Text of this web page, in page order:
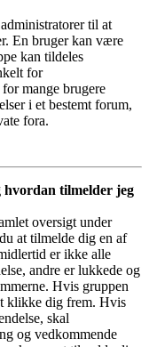
til at
En bruger kan være
kan tildeles
for
mange brugere
i et bestemt forum,
fora.
tilmelder jeg
oversigt under
at tilmelde dig en af
er ikke alle
andre er lukkede og
Hvis gruppen
klikke dig frem. Hvis
skal
og vedkommende